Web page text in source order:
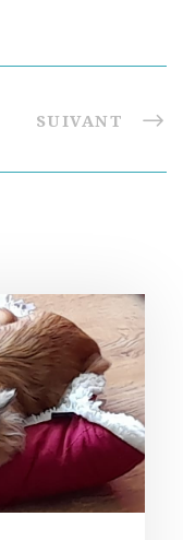
SUIVANT